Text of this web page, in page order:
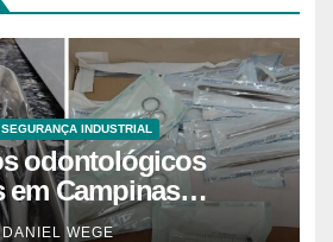
INDUSTRIAL
odontológicos
Campinas
DANIEL WEGE